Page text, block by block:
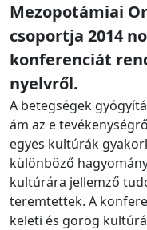
Mezopotámiai
csoportja 2014
konferenciát
nyelvről.
A betegségek
ám az e
egyes kultúrák
különböző
kultúrára jellemző
teremtettek. A
keleti és görög